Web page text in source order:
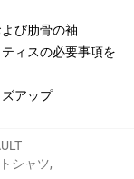
び肋骨の袖
ィスの必要事項を
アップ
シャツ,